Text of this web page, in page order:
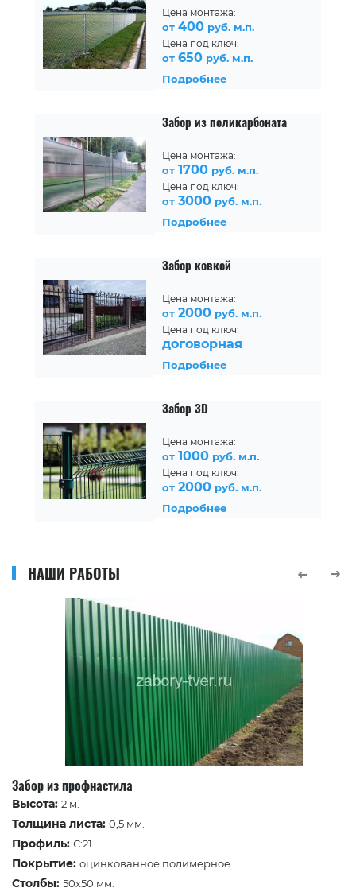
Цена монтажа:
от 400 руб. м.п.
Цена под ключ:
от 650 руб. м.п.
Подробнее
Забор из поликарбоната
Цена монтажа:
от 1700 руб. м.п.
Цена под ключ:
от 3000 руб. м.п.
Подробнее
Забор ковкой
Цена монтажа:
от 2000 руб. м.п.
Цена под ключ:
договорная
Подробнее
Забор 3D
Цена монтажа:
от 1000 руб. м.п.
Цена под ключ:
от 2000 руб. м.п.
Подробнее
НАШИ РАБОТЫ
Забор из профнастила
Высота: 2 м.
Толщина листа: 0,5 мм.
Профиль: С:21
Покрытие: оцинкованное полимерное
Столбы: 50х50 мм.